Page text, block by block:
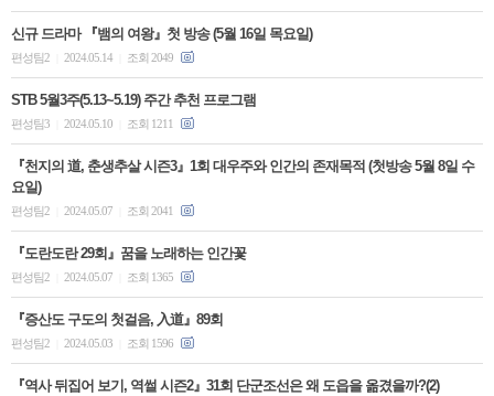
신규 드라마 『뱀의 여왕』첫 방송 (5월 16일 목요일)
편성팀2 2024.05.14 조회 2049
STB 5월3주(5.13~5.19) 주간 추천 프로그램
편성팀3 2024.05.10 조회 1211
『천지의 道, 춘생추살 시즌3』1회 대우주와 인간의 존재목적 (첫방송 5월 8일 수
요일)
편성팀2 2024.05.07 조회 2041
『도란도란 29회』꿈을 노래하는 인간꽃
편성팀2 2024.05.07 조회 1365
『증산도 구도의 첫걸음, 入道』89회
편성팀2 2024.05.03 조회 1596
『역사 뒤집어 보기, 역썰 시즌2』31회 단군조선은 왜 도읍을 옮겼을까?(2)